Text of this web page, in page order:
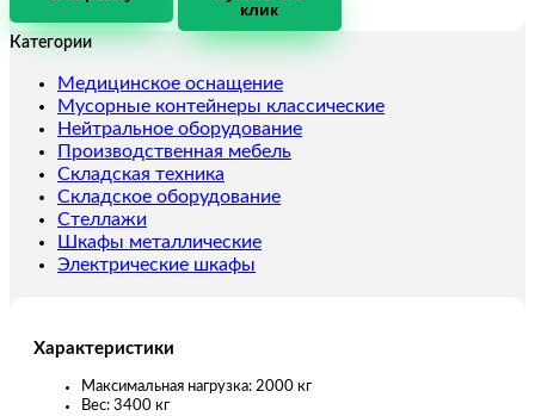
бензин
FGY20
2т
6,0М
клик
Категории
Медицинское оснащение
Мусорные контейнеры классические
Нейтральное оборудование
Производственная мебель
Складская техника
Складское оборудование
Стеллажи
Шкафы металлические
Электрические шкафы
Характеристики
Максимальная нагрузка: 2000 кг
Вес: 3400 кг